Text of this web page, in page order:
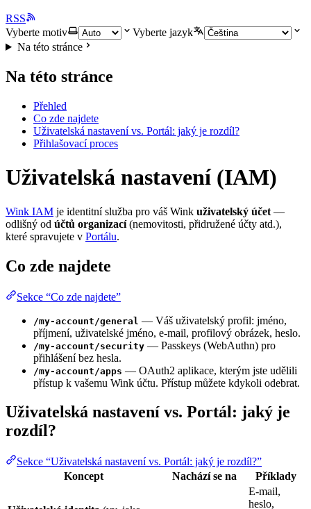
RSS
Vyberte motiv
Vyberte jazyk
Na této stránce
Na této stránce
Přehled
Co zde najdete
Uživatelská nastavení vs. Portál: jaký je rozdíl?
Přihlašovací proces
Uživatelská nastavení (IAM)
Wink IAM je identitní služba pro váš Wink uživatelský účet —
odlišný od účtů organizací(nemovitosti, přidružené účty atd.),
které spravujete v Portálu.
Co zde najdete
Sekce “Co zde najdete”
/my-account/general — Váš uživatelský profil: jméno,
příjmení, uživatelské jméno, e-mail, profilový obrázek, heslo.
/my-account/security — Passkeys (WebAuthn) pro
přihlášení bez hesla.
/my-account/apps — OAuth2 aplikace, kterým jste udělili
přístup k vašemu Wink účtu. Přístup můžete kdykoli odebrat.
Uživatelská nastavení vs. Portál: jaký je
rozdíl?
Sekce “Uživatelská nastavení vs. Portál: jaký je rozdíl?”
Koncept
Nachází se na Příklady
E-mail,
heslo,